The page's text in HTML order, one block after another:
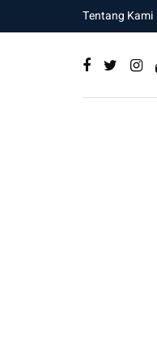
Tentang Kami